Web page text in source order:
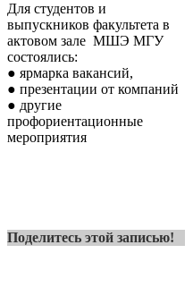
Для студентов и
выпускников факультета в
актовом зале МШЭ МГУ
состоялись:
● ярмарка вакансий,
● презентации от компаний
● другие
профориентационные
мероприятия
Поделитесь этой записью!